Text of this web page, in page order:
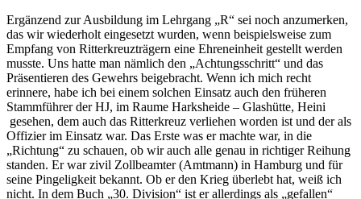
Ergänzend zur Ausbildung im Lehrgang
R
sei noch anzumerken,
das wir wiederholt eingesetzt wurden, wenn beispielsweise zum
Empfang von Ritterkreuzträgern eine Ehreneinheit gestellt werden
musste. Uns hatte man nämlich den
Achtungsschritt
und das
Präsentieren des Gewehrs beigebracht. Wenn ich mich recht
erinnere, habe ich bei einem solchen Einsatz auch den früheren
Stammführer der HJ, im Raume Harksheide ‒ Glashütte, Heini
gesehen, dem auch das Ritterkreuz verliehen worden ist und der als
Offizier im Einsatz war. Das Erste was er machte war, in die
Richtung
zu schauen, ob wir auch alle genau in richtiger Reihung
standen. Er war zivil Zollbeamter (Amtmann) in Hamburg und für
seine Pingeligkeit bekannt. Ob er den Krieg überlebt hat, weiß ich
nicht. In dem Buch
30. Division ist er allerdings als
gefallen